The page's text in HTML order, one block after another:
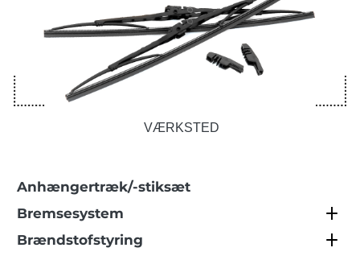
VÆRKSTED
Anhængertræk/-stiksæt
Bremsesystem
Brændstofstyring